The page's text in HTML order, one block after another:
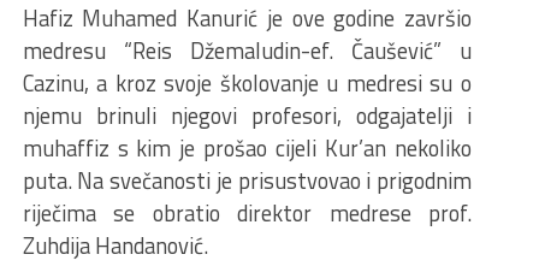
Hafiz Muhamed Kanurić je ove godine završio
medresu “Reis Džemaludin-ef. Čaušević” u
Cazinu, a kroz svoje školovanje u medresi su o
njemu brinuli njegovi profesori, odgajatelji i
muhaffiz s kim je prošao cijeli Kur’an nekoliko
puta. Na svečanosti je prisustvovao i prigodnim
riječima se obratio direktor medrese prof.
Zuhdija Handanović.